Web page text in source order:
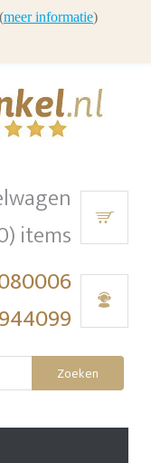
items
Zoeken
meer informatie)